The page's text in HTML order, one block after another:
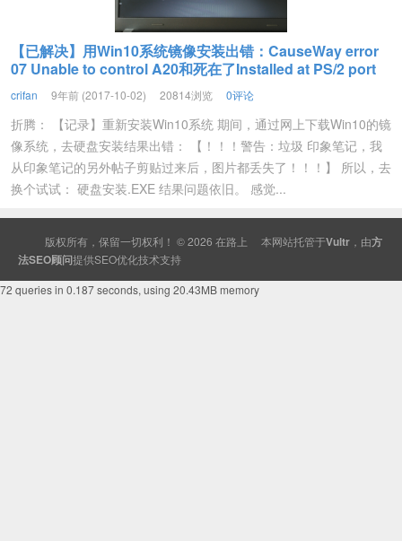
【已解决】用Win10系统镜像安装出错：CauseWay error
07 Unable to control A20和死在了Installed at PS/2 port
crifan 9年前 (2017-10-02) 20814浏览 0评论
折腾： 【记录】重新安装Win10系统 期间，通过网上下载Win10的镜
像系统，去硬盘安装结果出错： 【！！！警告：垃圾 印象笔记，我
从印象笔记的另外帖子剪贴过来后，图片都丢失了！！！】 所以，去
换个试试： 硬盘安装.EXE 结果问题依旧。 感觉...
版权所有，保留一切权利！ © 2026 在路上 本网站托管于Vultr ，由方
法SEO顾问提供SEO优化技术支持
72 queries in 0.187 seconds, using 20.43MB memory